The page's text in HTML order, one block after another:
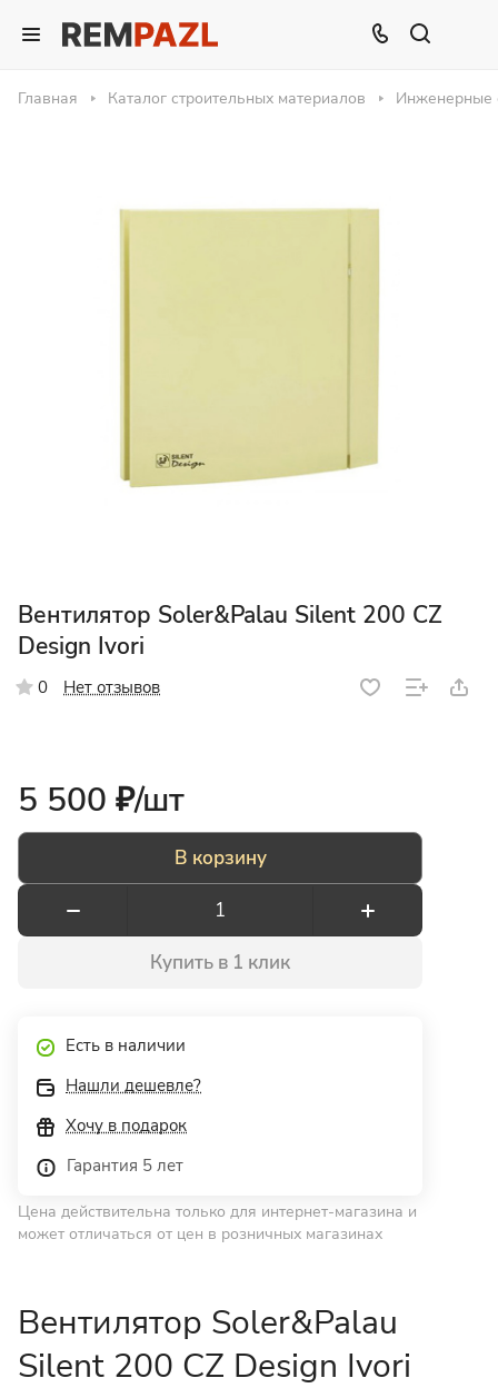
Главная Каталог строительных материалов Инженерные
Вентилятор Soler&Palau Silent 200 CZ
Design Ivori
0 Нет отзывов
5 500 ₽/шт
В корзину
Купить в 1 клик
Есть в наличии
Нашли дешевле?
Хочу в подарок
Гарантия 5 лет
Цена действительна только для интернет-магазина и
может отличаться от цен в розничных магазинах
Вентилятор Soler&Palau
Silent 200 CZ Design Ivori